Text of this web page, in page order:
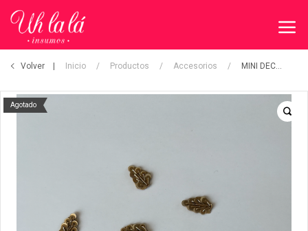
Volver Inicio / Productos / Accesorios / MINI DECOR
Agotado